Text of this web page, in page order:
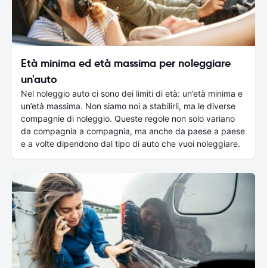
Età minima ed età massima per noleggiare
un'auto
Nel noleggio auto ci sono dei limiti di età: un’età minima e
un’età massima. Non siamo noi a stabilirli, ma le diverse
compagnie di noleggio. Queste regole non solo variano
da compagnia a compagnia, ma anche da paese a paese
e a volte dipendono dal tipo di auto che vuoi noleggiare.